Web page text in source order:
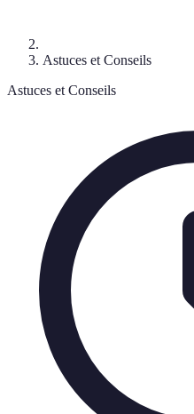
Astuces et Conseils
Astuces et Conseils